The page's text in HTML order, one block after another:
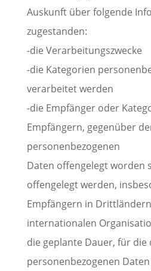
Auskunft über folgende
zugestanden:
-die Verarbeitungszwecke
-die Kategorien
verarbeitet werden
-die Empfänger oder
Empfängern, gegenüber
personenbezogenen
Daten offengelegt worden
offengelegt werden,
Empfängern in
internationalen
die geplante Dauer, für die
personenbezogenen